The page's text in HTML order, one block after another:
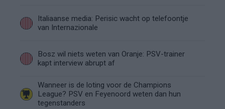
Italiaanse media: Perisic wacht op telefoontje
van Internazionale
Bosz wil niets weten van Oranje: PSV-trainer
kapt interview abrupt af
Wanneer is de loting voor de Champions
League? PSV en Feyenoord weten dan hun
tegenstanders